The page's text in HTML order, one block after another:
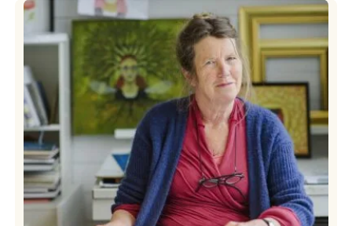
frå
Frøydis